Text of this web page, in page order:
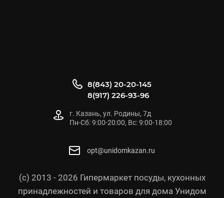
(с) 2013 - 2026 Гипермаркет посуды, кухонных
принадлежностей и товаров для дома Унидом
8(843) 20-20-145
8(917) 226-93-96
г. Казань, ул. Родины, 7д
Пн-Сб: 9:00-20:00, Вс: 9:00-18:00
opt@unidomkazan.ru